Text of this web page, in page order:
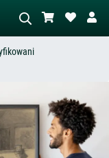
– np. zielona łąka,
z czerwienią, ciemny olej,
akt obok drzewa.